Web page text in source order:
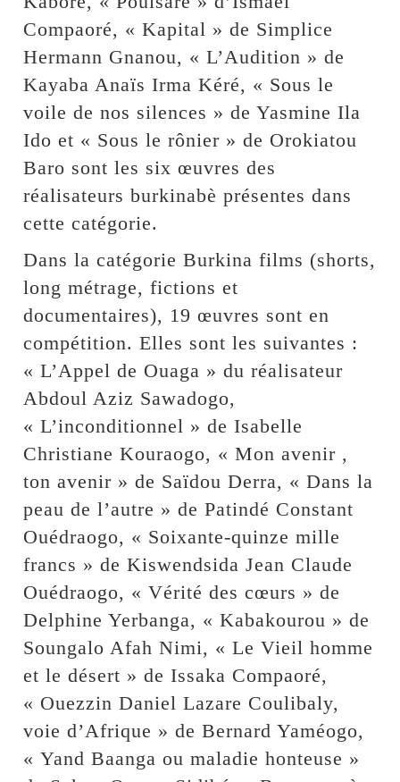
Compaoré, « Kapital » de Simplice
Hermann Gnanou, « L’Audition » de
Kayaba Anaïs Irma Kéré, « Sous le
voile de nos silences » de Yasmine Ila
Ido et « Sous le rônier » de Orokiatou
Baro sont les six œuvres des
réalisateurs burkinabè présentes dans
cette catégorie.
Dans la catégorie Burkina films (shorts,
long métrage, fictions et
documentaires), 19 œuvres sont en
compétition. Elles sont les suivantes :
« L’Appel de Ouaga » du réalisateur
Abdoul Aziz Sawadogo,
« L’inconditionnel » de Isabelle
Christiane Kouraogo, « Mon avenir ,
ton avenir » de Saïdou Derra, « Dans la
peau de l’autre » de Patindé Constant
Ouédraogo, « Soixante-quinze mille
francs » de Kiswendsida Jean Claude
Ouédraogo, « Vérité des cœurs » de
Delphine Yerbanga, « Kabakourou » de
Soungalo Afah Nimi, « Le Vieil homme
et le désert » de Issaka Compaoré,
« Ouezzin Daniel Lazare Coulibaly,
voie d’Afrique » de Bernard Yaméogo,
« Yand Baanga ou maladie honteuse »